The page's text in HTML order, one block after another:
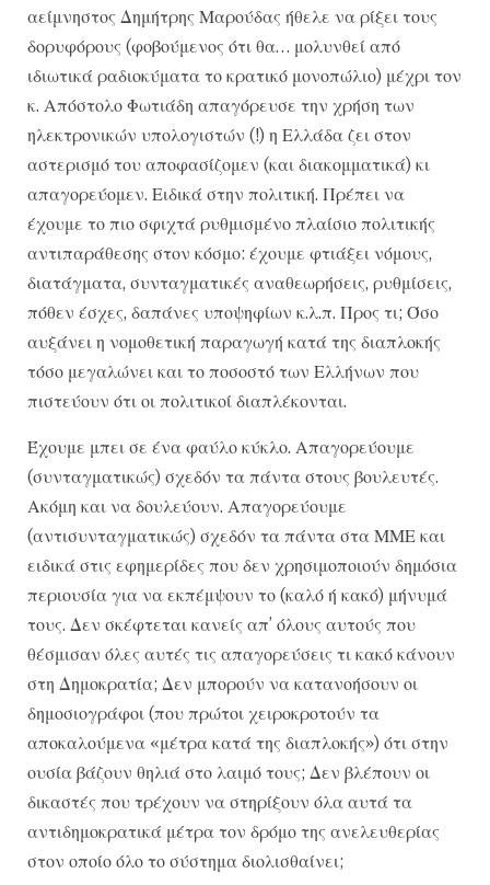
αείμνηστος Δημήτρης Μαρούδας ήθελε να ρίξει τους
δορυφόρους (φοβούμενος ότι θα… μολυνθεί από
ιδιωτικά ραδιοκύματα το κρατικό μονοπώλιο) μέχρι τον
κ. Απόστολο Φωτιάδη απαγόρευσε την χρήση των
ηλεκτρονικών υπολογιστών (!) η Ελλάδα ζει στον
αστερισμό του αποφασίζομεν (και διακομματικά) κι
απαγορεύομεν. Ειδικά στην πολιτική. Πρέπει να
έχουμε το πιο σφιχτά ρυθμισμένο πλαίσιο πολιτικής
αντιπαράθεσης στον κόσμο: έχουμε φτιάξει νόμους,
διατάγματα, συνταγματικές αναθεωρήσεις, ρυθμίσεις,
πόθεν έσχες, δαπάνες υποψηφίων κ.λ.π. Προς τι; Όσο
αυξάνει η νομοθετική παραγωγή κατά της διαπλοκής
τόσο μεγαλώνει και το ποσοστό των Ελλήνων που
πιστεύουν ότι οι πολιτικοί διαπλέκονται.
Έχουμε μπει σε ένα φαύλο κύκλο. Απαγορεύουμε
(συνταγματικώς) σχεδόν τα πάντα στους βουλευτές.
Ακόμη και να δουλεύουν. Απαγορεύουμε
(αντισυνταγματικώς) σχεδόν τα πάντα στα ΜΜΕ και
ειδικά στις εφημερίδες που δεν χρησιμοποιούν δημόσια
περιουσία για να εκπέμψουν το (καλό ή κακό) μήνυμά
τους. Δεν σκέφτεται κανείς απ’ όλους αυτούς που
θέσμισαν όλες αυτές τις απαγορεύσεις τι κακό κάνουν
στη Δημοκρατία; Δεν μπορούν να κατανοήσουν οι
δημοσιογράφοι (που πρώτοι χειροκροτούν τα
αποκαλούμενα «μέτρα κατά της διαπλοκής») ότι στην
ουσία βάζουν θηλιά στο λαιμό τους; Δεν βλέπουν οι
δικαστές που τρέχουν να στηρίξουν όλα αυτά τα
αντιδημοκρατικά μέτρα τον δρόμο της ανελευθερίας
στον οποίο όλο το σύστημα διολισθαίνει;